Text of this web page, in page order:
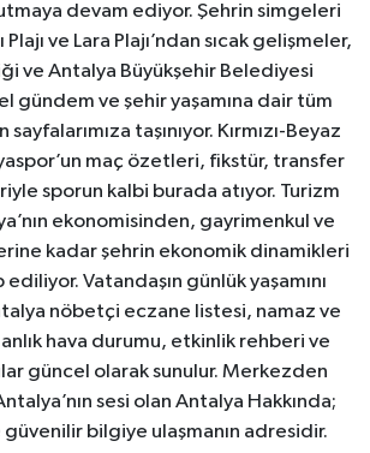
devam ediyor. Şehrin simgeleri
ve Lara Plajı’ndan sıcak gelişmeler,
ve Antalya Büyükşehir Belediyesi
gündem ve şehir yaşamına dair tüm
taşınıyor. Kırmızı-Beyaz
maç özetleri, fikstür, transfer
sporun kalbi burada atıyor. Turizm
ekonomisinden, gayrimenkul ve
kadar şehrin ekonomik dinamikleri
Vatandaşın günlük yaşamını
nöbetçi eczane listesi, namaz ve
hava durumu, etkinlik rehberi ve
güncel olarak sunulur. Merkezden
sesi olan Antalya Hakkında;
güvenilir bilgiye ulaşmanın adresidir.